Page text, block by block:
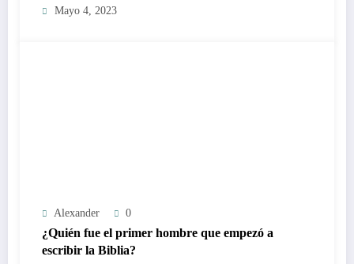
Mayo 4, 2023
Alexander 0
¿Quién fue el primer hombre que empezó a
escribir la Biblia?